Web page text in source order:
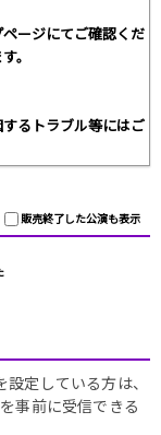
ージにてご確認くだ
。
るトラブル等にはご
販売終了した公演も表示
定している方は、
事前に受信できる